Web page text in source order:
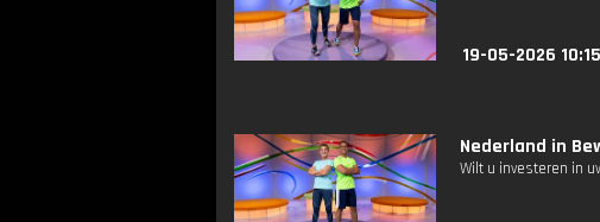
19-05-2026 10:15
Nederland in
Wilt u investeren in